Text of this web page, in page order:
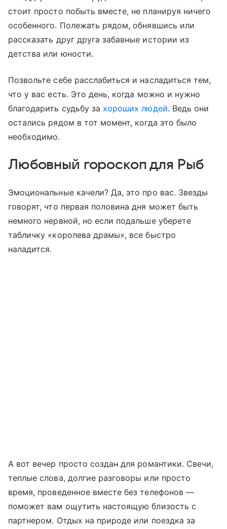
стоит просто побыть вместе, не планируя ничего
особенного. Полежать рядом, обнявшись или
рассказать друг друга забавные истории из
детства или юности.
Позвольте себе расслабиться и насладиться тем,
что у вас есть. Это день, когда можно и нужно
благодарить судьбу за хороших людей. Ведь они
остались рядом в тот момент, когда это было
необходимо.
Любовный гороскоп для Рыб
Эмоциональные качели? Да, это про вас. Звезды
говорят, что первая половина дня может быть
немного нервной, но если подальше уберете
табличку «королева драмы», все быстро
наладится.
А вот вечер просто создан для романтики. Свечи,
теплые слова, долгие разговоры или просто
время, проведенное вместе без телефонов —
поможет вам ощутить настоящую близость с
партнером. Отдых на природе или поездка за